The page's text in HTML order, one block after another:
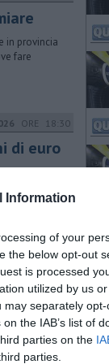
Information
of your
the below opt-out
is processed
utilized by us
may separately
the IAB’s list of
parties on the
parties.
in provincia
fare
ORE 18:30
di euro
del codice
ORE 07:00
Arezzo
e